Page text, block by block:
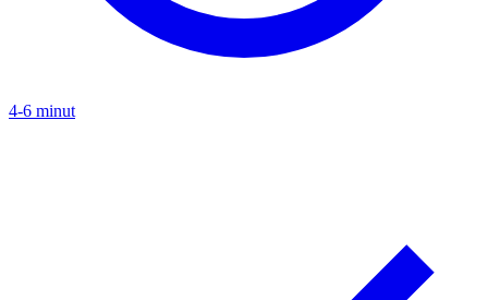
4-6 minut